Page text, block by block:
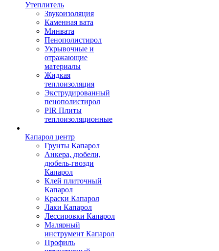
Утеплитель
Звукоизоляция
Каменная вата
Минвата
Пенополистирол
Укрывочные и
отражающие
материалы
Жидкая
теплоизоляция
Экструдированный
пенополистирол
PIR Плиты
теплоизоляционные
Капарол центр
Грунты Капарол
Анкера, дюбели,
дюбель-гвозди
Капарол
Клей плиточный
Капарол
Краски Капарол
Лаки Капарол
Лессировки Капарол
Малярный
инструмент Капарол
Профиль